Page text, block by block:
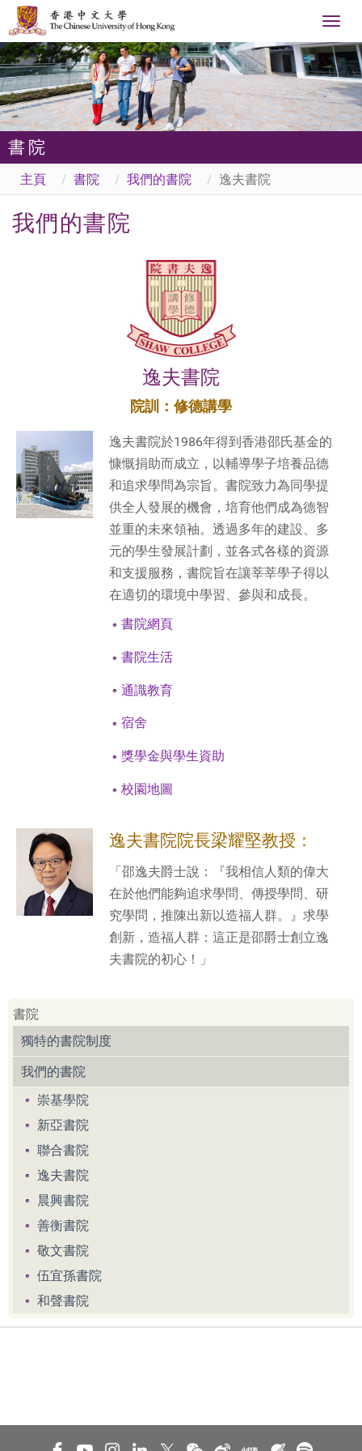
書院
主頁 書院 我們的書院 逸夫書院
我們的書院
逸夫書院
院訓：修德講學
逸夫書院於1986年得到香港邵氏基金的
慷慨捐助而成立，以輔導學子培養品德
和追求學問為宗旨。書院致力為同學提
供全人發展的機會，培育他們成為德智
並重的未來領袖。透過多年的建設、多
元的學生發展計劃，並各式各樣的資源
和支援服務，書院旨在讓莘莘學子得以
在適切的環境中學習、參與和成長。
書院網頁
書院生活
通識教育
宿舍
獎學金與學生資助
校園地圖
逸夫書院院長梁耀堅教授：
「邵逸夫爵士說：『我相信人類的偉大
在於他們能夠追求學問、傳授學問、研
究學問，推陳出新以造福人群。』求學
創新，造福人群：這正是邵爵士創立逸
夫書院的初心！」
書院
獨特的書院制度
我們的書院
崇基學院
新亞書院
聯合書院
逸夫書院
晨興書院
善衡書院
敬文書院
伍宜孫書院
和聲書院